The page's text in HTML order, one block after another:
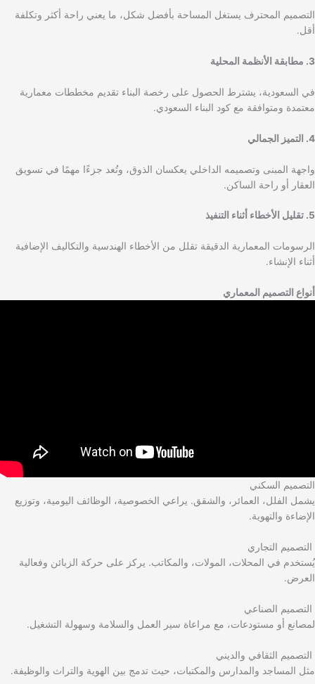
التصميم المحترف يستغل المساحة بأفضل شكل، ما يعني راحة أكثر وتكلفة
أقل.
3. مطابقة الأنظمة المحلية
في السعودية، يشترط الحصول على رخصة البناء تقديم مخططات معمارية
معتمدة ومتوافقة مع كود البناء السعودي.
4. التميز الجمالي
واجهة المبنى وتصميمه الداخلي يعكسان الذوق، وتُعد جزءًا مهمًا في تسويق
العقار أو راحة الساكن.
5. تقليل الأخطاء أثناء التنفيذ
الرسومات المعمارية الدقيقة تقلل من الأخطاء الهندسية والتكاليف الإضافية
أثناء الإنشاء.
أنواع التصميم المعماري
التصميم السكني
يشمل الفلل، العمائر، والشقق. يراعي الخصوصية، الوظائف اليومية، وتوزيع
الإضاءة والتهوية.
التصميم التجاري
يُستخدم في المحلات، المولات، والمكاتب. يركز على حركة الزبائن وفعالية
العرض.
التصميم الصناعي
لمصانع أو مستودعات، مع مراعاة سير العمل والسلامة وسهولة التشغيل.
التصميم الثقافي والديني
مثل المساجد والمدارس والمكتبات، حيث تدمج بين الهوية والتراث والوظيفة.